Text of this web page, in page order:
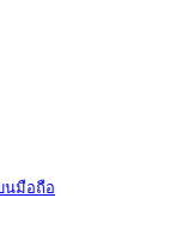
นมือถือ